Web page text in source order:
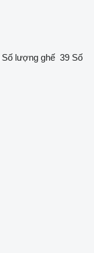
Số lượng ghế 39 Số